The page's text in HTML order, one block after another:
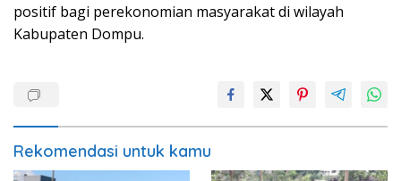
positif bagi perekonomian masyarakat di wilayah
Kabupaten Dompu.
Rekomendasi untuk kamu